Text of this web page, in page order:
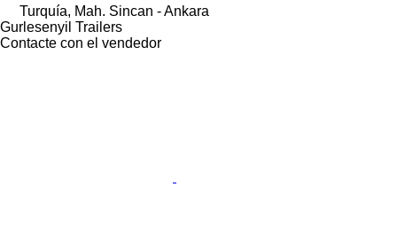
Turquía, Mah. Sincan - Ankara
Gurlesenyil Trailers
Contacte con el vendedor